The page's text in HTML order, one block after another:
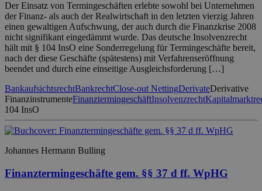
Der Einsatz von Termingeschäften erlebte sowohl bei Unternehmen
der Finanz- als auch der Realwirtschaft in den letzten vierzig Jahren
einen gewaltigen Aufschwung, der auch durch die Finanzkrise 2008
nicht signifikant eingedämmt wurde. Das deutsche Insolvenzrecht
hält mit § 104 InsO eine Sonderregelung für Termingeschäfte bereit,
nach der diese Geschäfte (spätestens) mit Verfahrenseröffnung
beendet und durch eine einseitige Ausgleichsforderung […]
BankaufsichtsrechtBankrechtClose-out NettingDerivateDerivative
FinanzinstrumenteFinanztermingeschäftInsolvenzrecht
104 InsO
Johannes Hermann Bulling
Finanztermingeschäfte gem. §§ 37 d ff. WpHG